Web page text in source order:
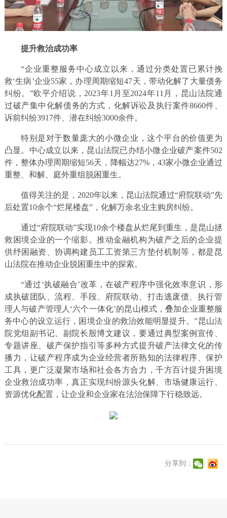
提升救治成功率
“企业重整服务中心成立以来，通过分类处置已累计挽
救‘生病’企业55家，办理周期缩短47天，带动化解了大量债务
纠纷。”欧平介绍说，2023年1月至2024年11月，昆山法院通
过破产集中化解债务的方式，化解诉讼及执行案件8660件、
诉前纠纷3917件、潜在纠纷3000余件。
特别是对于数量庞大的小微企业，这个平台的价值更为
凸显。中心成立以来，昆山法院已办结小微企业破产案件502
件，整体办理周期缩短56天，降幅达27%，43家小微企业通过
重整、和解、庭外重组脱困重生。
值得关注的是，2020年以来，昆山法院通过“府院联动”先
后处置10余个“烂尾楼盘”，化解万余名业主购房纠纷。
通过“府院联动”实现10余个楼盘从烂尾到重生，是昆山拯
救困境企业的一个缩影。推动金融机构为破产之后的企业提
供纾困融资、协调构建员工工资第三方垫付机制等，都是昆
山法院在推动企业脱困重生中的探索。
“通过‘执破融合’改革，在破产程序中强化效率意识，形
成执破团队、流程、手段、府院联动、打击逃废债、执行管
理人与破产管理人‘六个一体化’的昆山模式，叠加企业重整服
务中心的设立运行，困境企业的救治效能明显提升。”昆山法
院党组副书记、副院长殷博文建议，要通过典型案例宣传、
专题讲座、破产保护指引等多种方式提升破产法律文化的传
播力，让破产程序成为企业经营者所熟知的法律程序、保护
工具，更广泛凝聚市场和社会各方合力，千方百计提升困境
企业救治成功率，真正实现纠纷源头化解、市场健康运行、
资源优化配置，让企业和企业家在法治保障下行稳致远。
分享到：